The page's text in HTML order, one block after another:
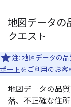
地図データの
クエスト
注: 地図データの品
ポートをご利用のお客
地図データの品
落、不正確な住